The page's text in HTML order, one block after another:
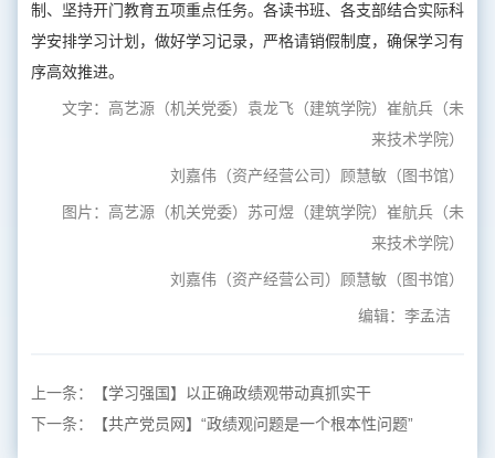
制、坚持开门教育五项重点任务。各读书班、各支部结合实际科
学安排学习计划，做好学习记录，严格请销假制度，确保学习有
序高效推进。
文字：高艺源（机关党委）袁龙飞（建筑学院）崔航兵（未
来技术学院）
刘嘉伟（资产经营公司）顾慧敏（图书馆）
图片：高艺源（机关党委）苏可煜（建筑学院）崔航兵（未
来技术学院）
刘嘉伟（资产经营公司）顾慧敏（图书馆）
编辑：李孟洁
上一条：
【学习强国】以正确政绩观带动真抓实干
下一条：
【共产党员网】“政绩观问题是一个根本性问题”